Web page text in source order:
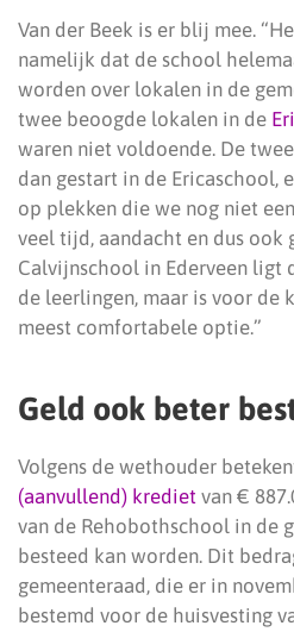
Van der Beek is er blij mee.
namelijk dat de school
worden over lokalen in de
twee beoogde lokalen in de
waren niet voldoende. De
dan gestart in de Ericaschool,
op plekken die we nog niet
veel tijd, aandacht en dus ook
Calvijnschool in Ederveen ligt
de leerlingen, maar is voor de
meest comfortabele optie.”
Geld ook beter
Volgens de wethouder
(aanvullend) krediet van €
van de Rehobothschool in de
besteed kan worden. Dit
gemeenteraad, die er in
bestemd voor de huisvesting